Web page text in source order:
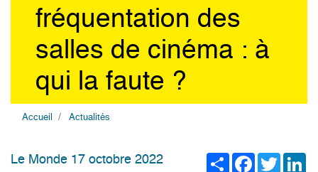
fréquentation des
salles de cinéma : à
qui la faute ?
Accueil Actualités
ShareFacebook
Twitter
Le Monde 17 octobre 2022